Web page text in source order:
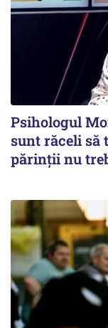
Psihologul
sunt răceli să
părinții nu